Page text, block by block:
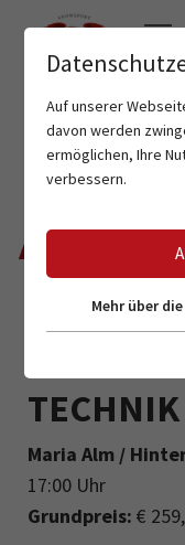
ZURÜCK
Maria Alm /
17:00 Uhr
Grundpreis: €
Auf unserer
davon werden
ermöglichen, Ihre
verbessern.
Mehr über